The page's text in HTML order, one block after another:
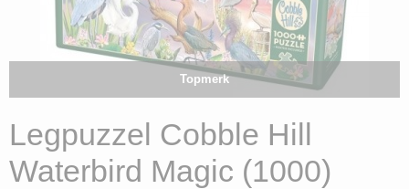
Topmerk
Legpuzzel Cobble Hill
Waterbird Magic (1000)